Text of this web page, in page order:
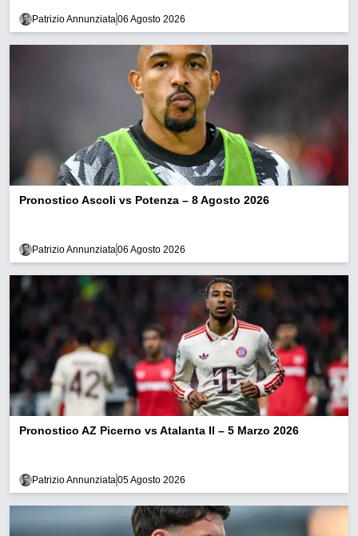
Patrizio Annunziata 06 Agosto 2026
Pronostico Ascoli vs Potenza – 8 Agosto 2026
Patrizio Annunziata 06 Agosto 2026
Pronostico AZ Picerno vs Atalanta II – 5 Marzo 2026
Patrizio Annunziata 05 Agosto 2026